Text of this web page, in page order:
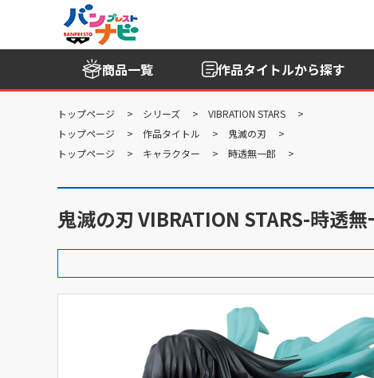
商品一覧 作品タイトルから探す
トップページ シリーズ
VIBRATION STARS
トップページ
作品タイトル
鬼滅の刃
トップページ
キャラクター 時透無一郎
鬼滅の刃 VIBRATION STARS-時透